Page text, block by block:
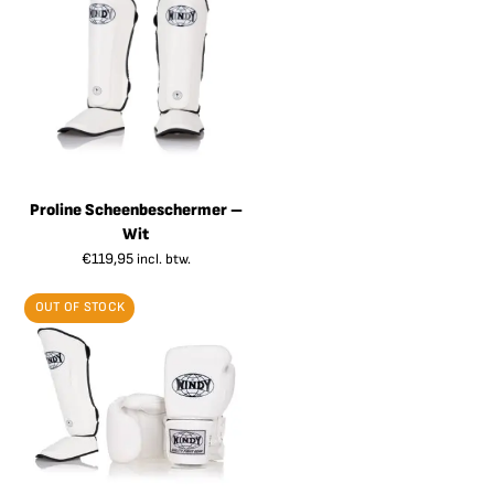
Proline Scheenbeschermer –
Wit
€119,95 incl. btw.
OUT OF STOCK